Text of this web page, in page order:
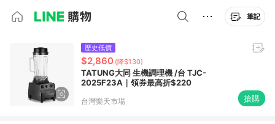
筆記
歷史低價
$2,860 (降$130)
TATUNG大同 生機調理機 /台 TJC-
2025F23A｜領券最高折$220
台灣樂天市場 搶購